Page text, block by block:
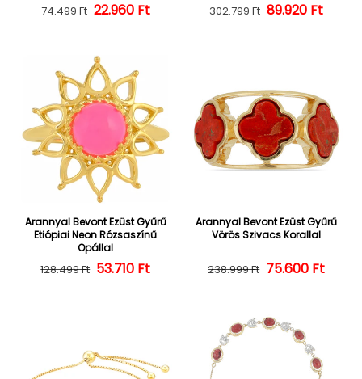
Normál ár
74.499 Ft Kedvezményes ár
22.960 Ft Normál ár
302.799 Ft 89.920 Ft
Arannyal Bevont Ezüst Gyűrű
Etiópiai Neon Rózsaszínű
Opállal
Normál ár
128.499 Ft Kedvezményes ár
53.710 Ft
Arannyal Bevont Ezüst Gyűrű
Vörös Szivacs Korallal
Normál ár
238.999 Ft 75.600 Ft